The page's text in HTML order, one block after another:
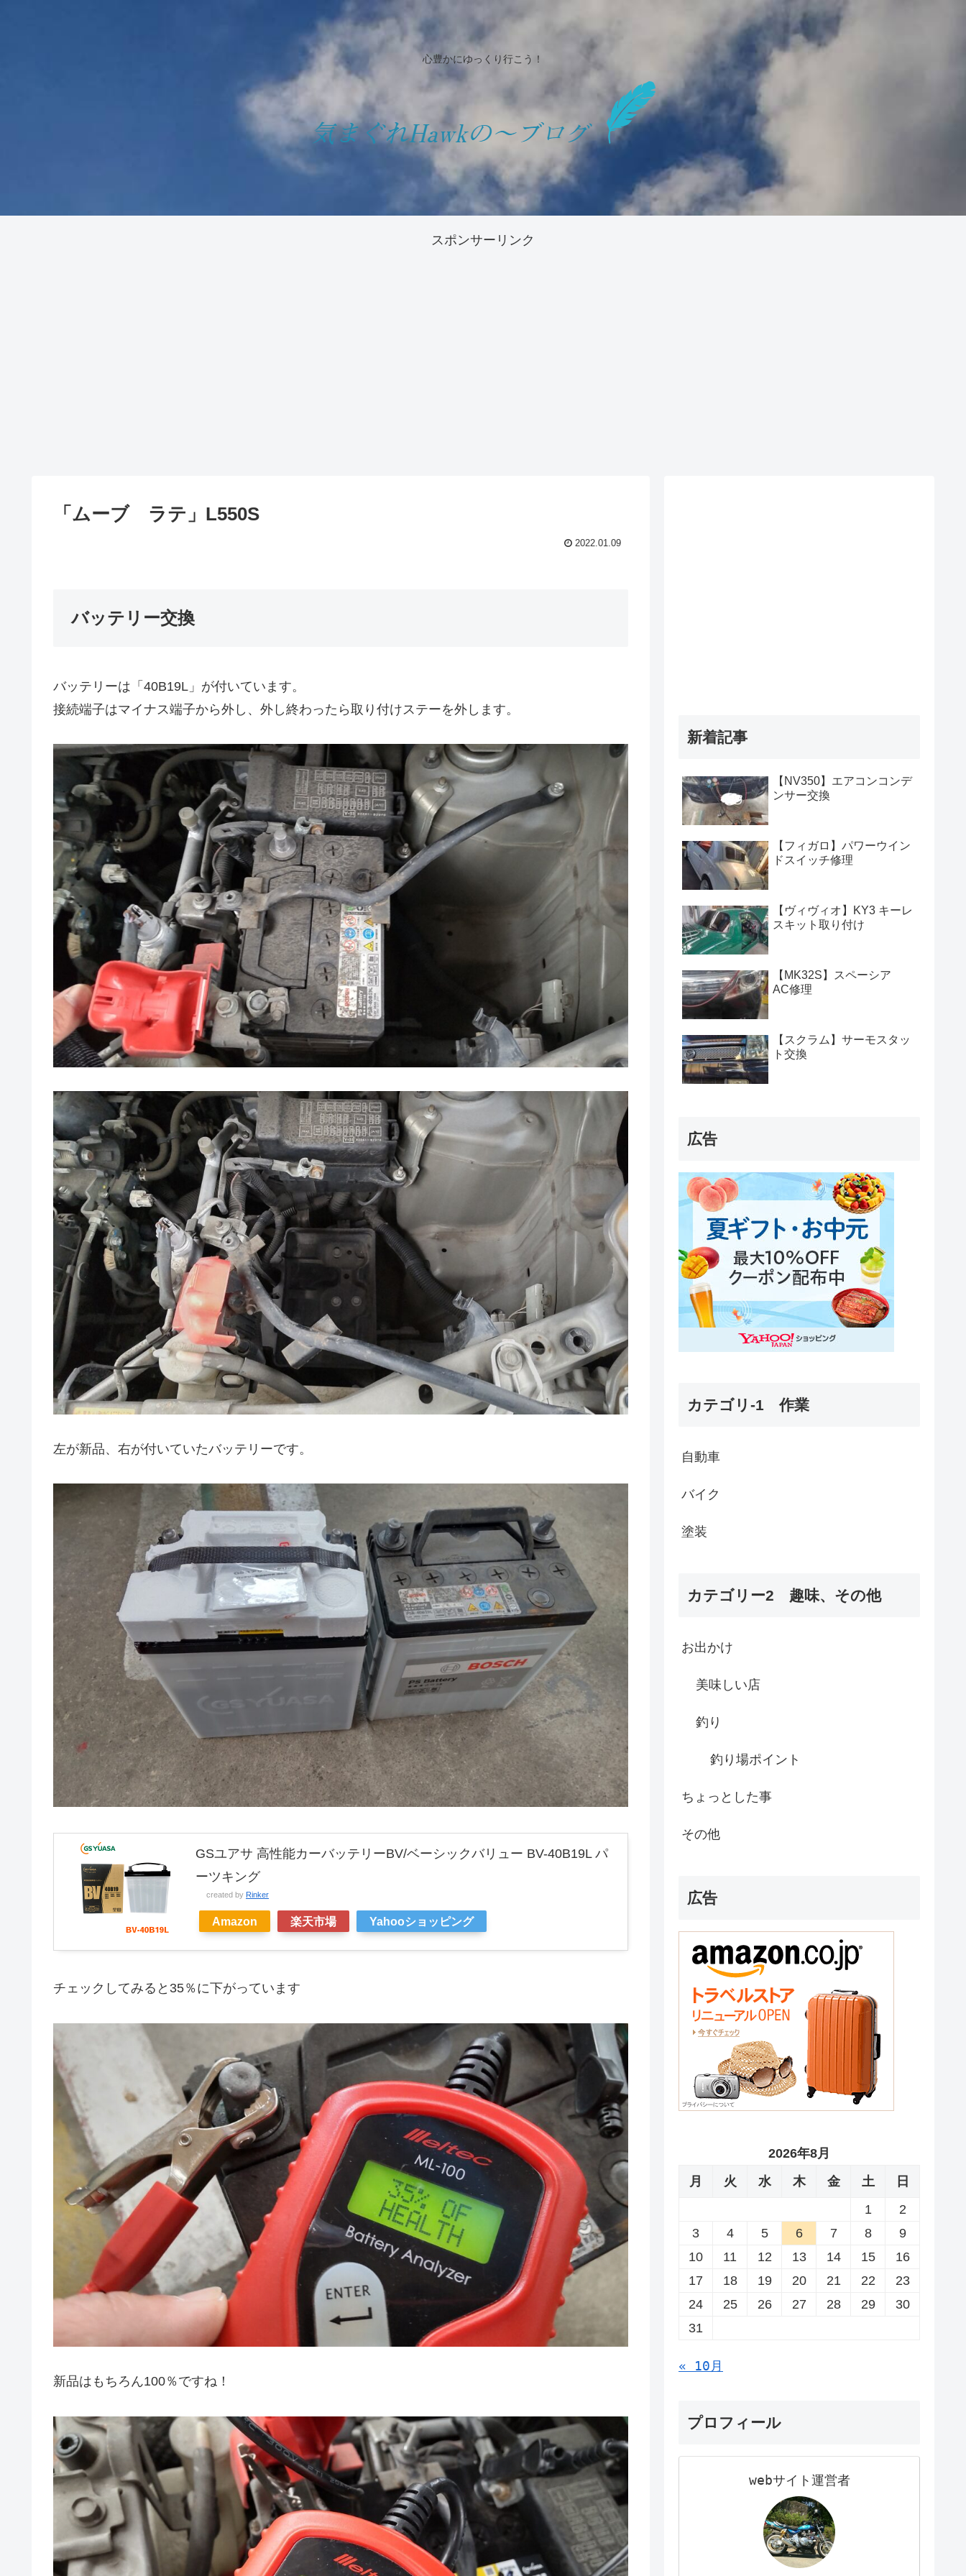
心豊かにゆっくり行こう！
スポンサーリンク
「ムーブ ラテ」L550S
2022.01.09
バッテリー交換
バッテリーは「40B19L」が付いています。
接続端子はマイナス端子から外し、外し終わったら取り付けステーを外します。
左が新品、右が付いていたバッテリーです。
GSユアサ 高性能カーバッテリーBV/ベーシックバリュー BV-40B19L パ
ーツキング
created by Rinker
Amazon 楽天市場 Yahooショッピング
チェックしてみると35％に下がっています
新品はもちろん100％ですね！
新着記事
【NV350】エアコンコンデ
ンサー交換
【フィガロ】パワーウイン
ドスイッチ修理
【ヴィヴィオ】KY3 キーレ
スキット取り付け
【MK32S】スペーシア
AC修理
【スクラム】サーモスタッ
ト交換
広告
カテゴリ-1 作業
自動車
バイク
塗装
カテゴリー2 趣味、その他
お出かけ
美味しい店
釣り
釣り場ポイント
ちょっとした事
その他
広告
2026年8月
月
火 水 木 金 土
日
1
2
3
4 5 6 7 8
9
10
11 12 13 14 15
16
17
18 19 20 21 22
23
24
25 26 27 28 29
30
31
« 10月
プロフィール
webサイト運営者